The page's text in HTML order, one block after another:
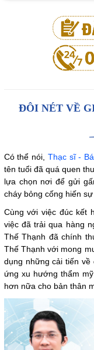
ĐÔI NÉT VỀ
Có thể nói, Thạc sĩ -
tên tuổi đã quá quen
lựa chọn nơi để gửi
cháy bỏng cống hiến
Cùng với việc đúc kết
việc đã trải qua hàng
Thế Thạnh đã chính
Thế Thạnh với mong
dụng những cải tiến
ứng xu hướng thẩm
hơn nữa cho bản thân